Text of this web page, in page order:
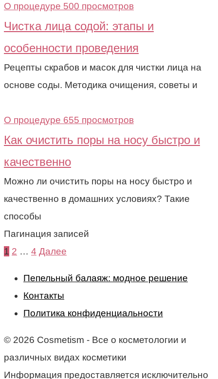
О процедуре 500 просмотров
Чистка лица содой: этапы и
особенности проведения
Рецепты скрабов и масок для чистки лица на
основе соды. Методика очищения, советы и
О процедуре 655 просмотров
Как очистить поры на носу быстро и
качественно
Можно ли очистить поры на носу быстро и
качественно в домашних условиях? Такие
способы
Пагинация записей
1 2 … 4 Далее
Пепельный балаяж: модное решение
Контакты
Политика конфиденциальности
© 2026 Cosmetism - Все о косметологии и
различных видах косметики
Информация предоставляется исключительно